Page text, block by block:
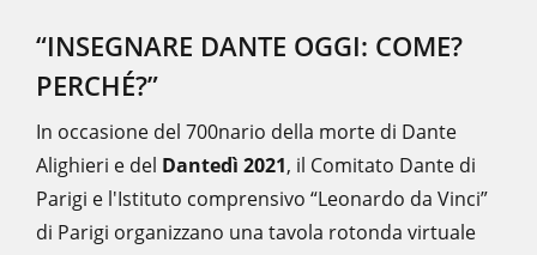
“INSEGNARE DANTE OGGI: COME?
PERCHÉ?”
In occasione del 700nario della morte di Dante
Alighieri e del Dantedì 2021, il Comitato Dante di
Parigi e l'Istituto comprensivo “Leonardo da Vinci”
di Parigi organizzano una tavola rotonda virtuale